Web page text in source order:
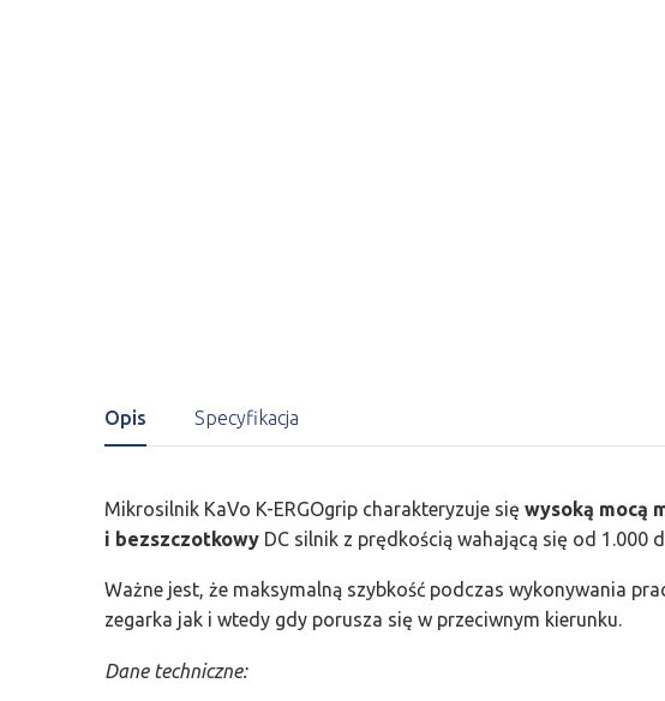
Opis Specyfikacja
Mikrosilnik KaVo K-ERGOgrip charakteryzuje się wysoką mocą
i bezszczotkowy DC silnik z prędkością wahającą się od 1.000
Ważne jest, że maksymalną szybkość podczas wykonywania
zegarka jak i wtedy gdy porusza się w przeciwnym kierunku.
Dane techniczne: